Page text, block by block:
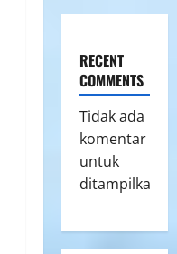
RECENT
COMMENTS
Tidak ada
komentar
untuk
ditampilkan.